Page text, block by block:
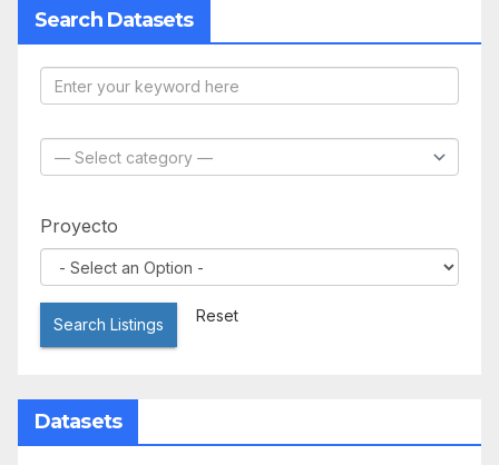
Search Datasets
Proyecto
Search Listings Reset
Datasets